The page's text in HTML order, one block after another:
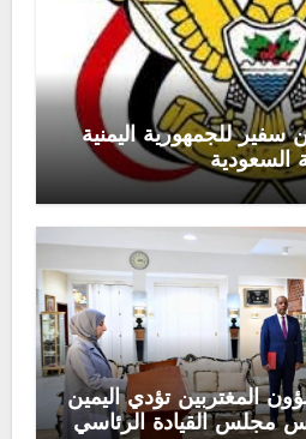
سفير للجمهورية اليمنية
السعودية
المغتربين تؤدي اليمين
مجلس القيادة الرئاسي